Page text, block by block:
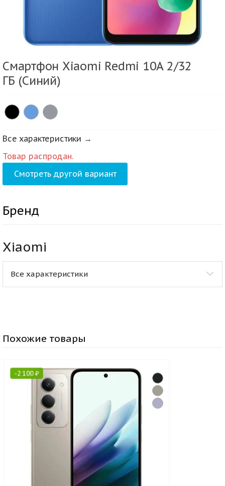
Смартфон Xiaomi Redmi 10A 2/32
ГБ (Синий)
Все характеристики →
Товар распродан.
Смотреть другой вариант
Бренд
Xiaomi
Все характеристики
Похожие товары
-2 100₽